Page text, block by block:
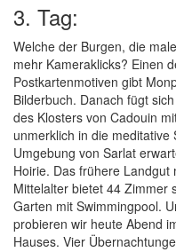
3. Tag:
Welche der Burgen, die
mehr Kameraklicks? Einen
Postkartenmotiven gibt
Bilderbuch. Danach fügt
des Klosters von Cadouin
unmerklich in die
Umgebung von Sarlat
Hoirie. Das frühere
Mittelalter bietet 44 Zimmer
Garten mit Swimmingpool.
probieren wir heute Abend
Hauses. Vier